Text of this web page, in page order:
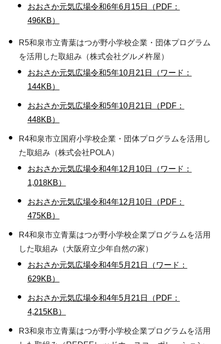
おおさか元気広場令和6年6月15日（PDF：
496KB）
R5和泉市立青葉はつが野小学校企業・団体プログラム
を活用した取組み（株式会社グルメ杵屋）
おおさか元気広場令和5年10月21日（ワード：
144KB）
おおさか元気広場令和5年10月21日（PDF：
448KB）
R4和泉市立国府小学校企業・団体プログラムを活用し
た取組み（株式会社POLA）
おおさか元気広場令和4年12月10日（ワード：
1,018KB）
おおさか元気広場令和4年12月10日（PDF：
475KB）
R4和泉市立青葉はつが野小学校企業プログラムを活用
した取組み（大阪府立少年自然の家）
おおさか元気広場令和4年5月21日（ワード：
629KB）
おおさか元気広場令和4年5月21日（PDF：
4,215KB）
R3和泉市立青葉はつが野小学校企業プログラムを活用